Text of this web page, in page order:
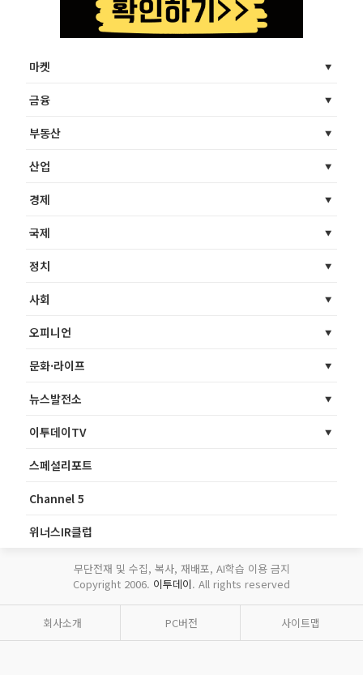
마켓
금융
부동산
산업
경제
국제
정치
사회
오피니언
문화·라이프
뉴스발전소
이투데이TV
스페셜리포트
Channel 5
위너스IR클럽
무단전재 및 수집, 복사, 재배포, AI학습 이용 금지
Copyright 2006. 이투데이. All rights reserved
회사소개 PC버전 사이트맵